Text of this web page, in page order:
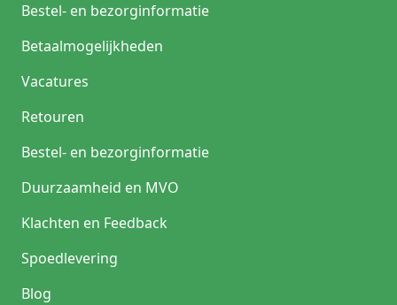
Bestel- en bezorginformatie
Betaalmogelijkheden
Vacatures
Retouren
Bestel- en bezorginformatie
Duurzaamheid en MVO
Klachten en Feedback
Spoedlevering
Blog